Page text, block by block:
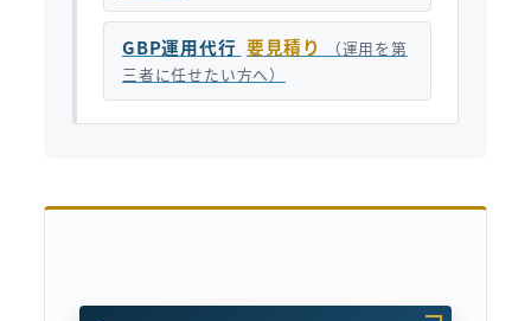
GBP運用代行 要見積り
（運用を第
三者に任せたい方へ）